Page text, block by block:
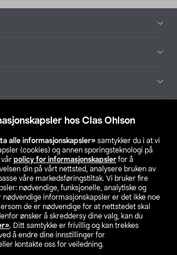
hos Clas Ohlson
alle informasjonskapsler» samtykker du i at vi
(cookies) og annen sporingsteknologi på
vår policy for informasjonskapsler for å
din på vårt nettsted, analysere bruken av
våre markedsføringstiltak. Vi bruker fire
nødvendige, funksjonelle, analytiske og
informasjonskapsler er det ikke noe
de er nødvendige for at nettstedet skal
ønsker å skreddersy dine valg, kan du
. Ditt samtykke er frivillig og kan trekkes
å endre dine innstillinger for
kontakte oss for veiledning.
Finn din butikk
SE NO FI